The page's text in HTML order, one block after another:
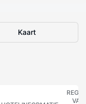
Kaart
VAN